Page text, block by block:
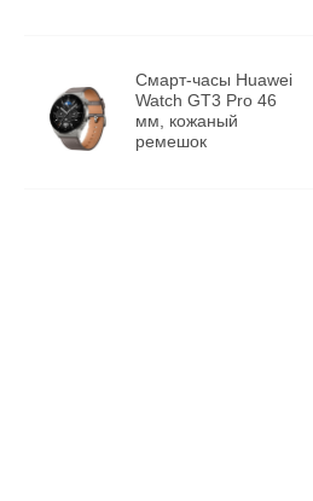
Смарт-часы Huawei
Watch GT3 Pro 46
мм, кожаный
ремешок